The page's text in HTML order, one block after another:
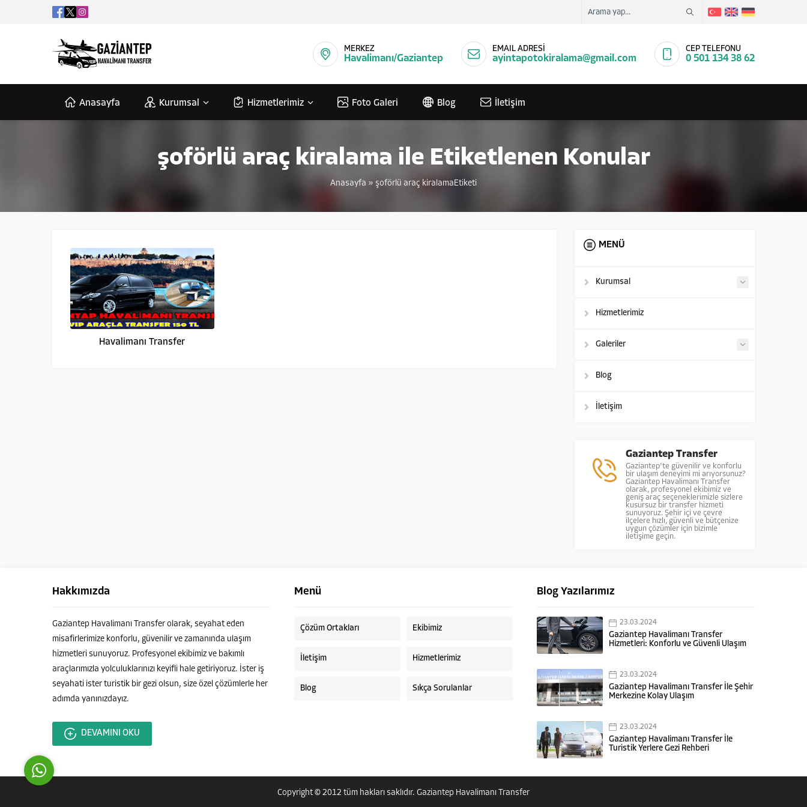
MERKEZ
Havalimanı/Gaziantep
EMAIL ADRESİ
ayintapotokiralama@gmail.com
CEP TELEFONU
0 501 134 38 62
Anasayfa Kurumsal Hizmetlerimiz Foto Galeri Blog İletişim
şoförlü araç kiralama ile Etiketlenen Konular
Anasayfa » şoförlü araç kiralamaEtiketi
Havalimanı Transfer
MENÜ
Kurumsal
Hizmetlerimiz
Galeriler
Blog
İletişim
Gaziantep Transfer
Gaziantep’te güvenilir ve konforlu
bir ulaşım deneyimi mi arıyorsunuz?
Gaziantep Havalimanı Transfer
olarak, profesyonel ekibimiz ve
geniş araç seçeneklerimizle sizlere
kusursuz bir transfer hizmeti
sunuyoruz. Şehir içi ve çevre
ilçelere hızlı, güvenli ve bütçenize
uygun çözümler için bizimle
iletişime geçin.
Hakkımızda
Gaziantep Havalimanı Transfer olarak, seyahat eden
misafirlerimize konforlu, güvenilir ve zamanında ulaşım
hizmetleri sunuyoruz. Profesyonel ekibimiz ve bakımlı
araçlarımızla yolculuklarınızı keyifli hale getiriyoruz. İster iş
seyahati ister turistik bir gezi olsun, size özel çözümlerle her
adımda yanınızdayız.
DEVAMINI OKU
Menü
Çözüm Ortakları Ekibimiz
İletişim Hizmetlerimiz
Blog Sıkça Sorulanlar
Blog Yazılarımız
23.03.2024
Gaziantep Havalimanı Transfer
Hizmetleri: Konforlu ve Güvenli Ulaşım
23.03.2024
Gaziantep Havalimanı Transfer İle Şehir
Merkezine Kolay Ulaşım
23.03.2024
Gaziantep Havalimanı Transfer İle
Turistik Yerlere Gezi Rehberi
Copyright © 2012 tüm hakları saklıdır. Gaziantep Havalimanı Transfer
Ahmet ÇELEBİ